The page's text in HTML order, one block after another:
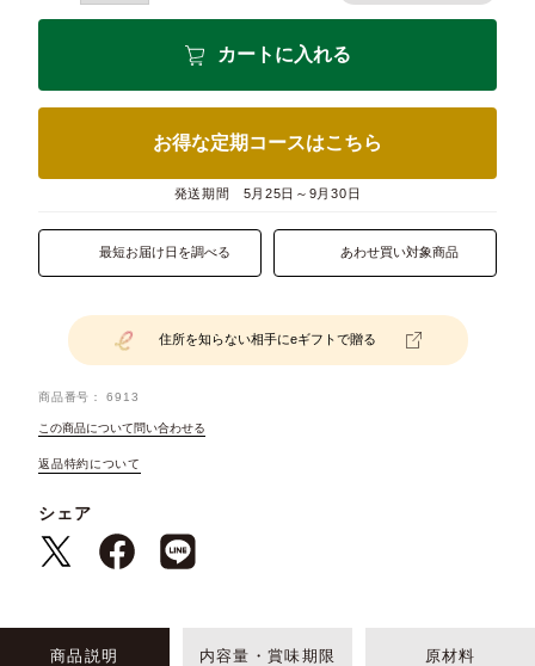
カートに入れる
お得な定期コースはこちら
発送期間 5月25日～9月30日
最短お届け日を調べる あわせ買い対象商品
住所を知らない相手にeギフトで贈る
商品番号 6913
この商品について問い合わせる
返品特約について
シェア
商品説明 内容量・賞味期限 原材料